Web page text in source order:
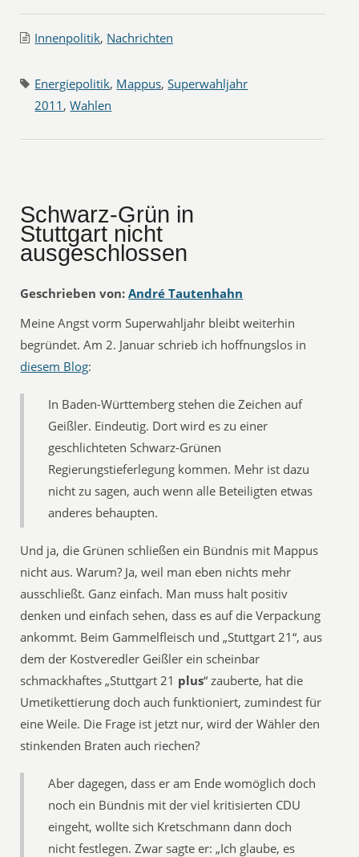
Innenpolitik, Nachrichten
Energiepolitik, Mappus,Superwahljahr
2011 ,Wahlen
Schwarz-Grün in
Stuttgart nicht
ausgeschlossen
Geschrieben von: André Tautenhahn
Meine Angst vorm Superwahljahr bleibt weiterhin
begründet. Am 2. Januar schrieb ich hoffnungslos in
diesem Blog:
In Baden-Württemberg stehen die Zeichen auf
Geißler. Eindeutig. Dort wird es zu einer
geschlichteten Schwarz-Grünen
Regierungstieferlegung kommen. Mehr ist dazu
nicht zu sagen, auch wenn alle Beteiligten etwas
anderes behaupten.
Und ja, die Grünen schließen ein Bündnis mit Mappus
nicht aus. Warum? Ja, weil man eben nichts mehr
ausschließt. Ganz einfach. Man muss halt positiv
denken und einfach sehen, dass es auf die Verpackung
ankommt. Beim Gammelfleisch und „Stuttgart 21“, aus
dem der Kostveredler Geißler ein scheinbar
schmackhaftes „Stuttgart 21 plus“ zauberte, hat die
Umetikettierung doch auch funktioniert, zumindest für
eine Weile. Die Frage ist jetzt nur, wird der Wähler den
stinkenden Braten auch riechen?
Aber dagegen, dass er am Ende womöglich doch
noch ein Bündnis mit der viel kritisierten CDU
eingeht, wollte sich Kretschmann dann doch
nicht festlegen. Zwar sagte er: „Ich glaube, es